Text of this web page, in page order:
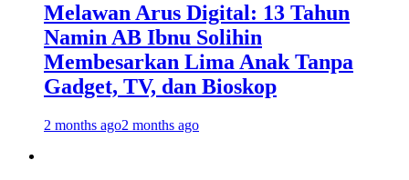
Melawan Arus Digital: 13 Tahun
Namin AB Ibnu Solihin
Membesarkan Lima Anak Tanpa
Gadget, TV, dan Bioskop
2 months ago2 months ago